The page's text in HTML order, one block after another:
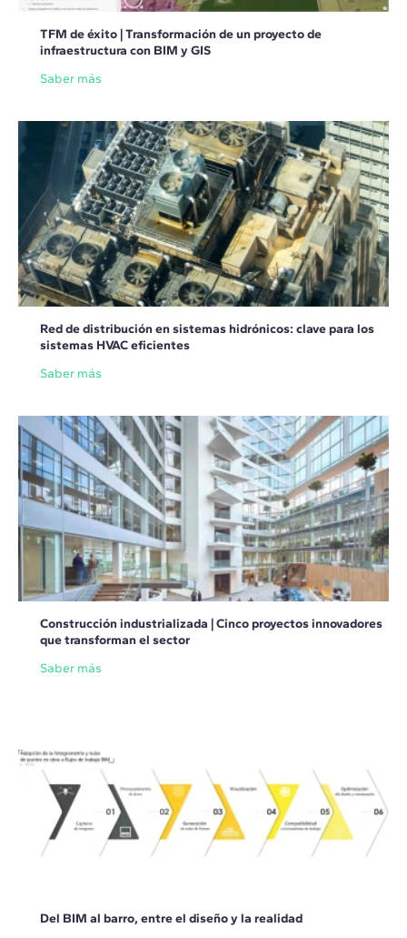
TFM de éxito | Transformación de un proyecto de
infraestructura con BIM y GIS
Saber más
Red de distribución en sistemas hidrónicos: clave para los
sistemas HVAC eficientes
Saber más
Construcción industrializada | Cinco proyectos innovadores
que transforman el sector
Saber más
Del BIM al barro, entre el diseño y la realidad